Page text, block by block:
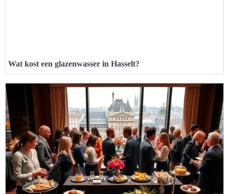
Wat kost een glazenwasser in Hasselt?